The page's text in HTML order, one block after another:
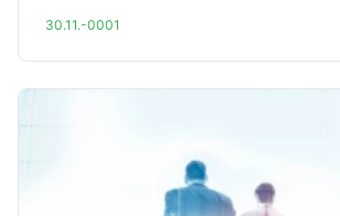
30.11.-0001